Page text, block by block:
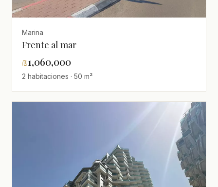
Marina
Frente al mar
₪1,060,000
2 habitaciones · 50 m²